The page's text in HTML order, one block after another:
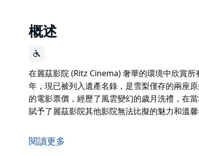
概述
在麗茲影院 (Ritz Cinema) 奢華的環境中欣賞
年，現已被列入遺產名錄，是雪梨僅存的兩座
的電影票價，經歷了風雲變幻的歲月洗禮，在
賦予了麗茲影院其他影院無法比擬的魅力和溫
年，現已被列入遺產名錄，是雪梨僅存的兩座原
閱讀更多